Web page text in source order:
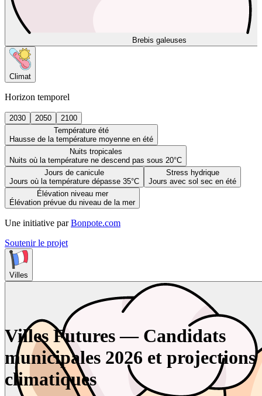
Brebis galeuses
Climat
Horizon temporel
2030 2050
2100
Température été
Hausse de la température moyenne en été
Nuits tropicales
Nuits où la température ne descend pas sous 20°C
Jours de canicule
Jours où la température dépasse 35°C
Stress hydrique
Jours avec sol sec en été
Élévation niveau mer
Élévation prévue du niveau de la mer
Une initiative par Bonpote.com
Soutenir le projet
Villes
Villes Futures — Candidats
municipales 2026 et projections
climatiques